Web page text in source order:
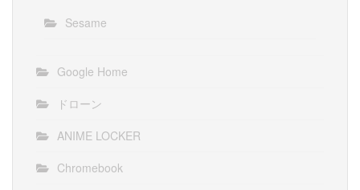
Sesame
Google Home
ドローン
ANIME LOCKER
Chromebook